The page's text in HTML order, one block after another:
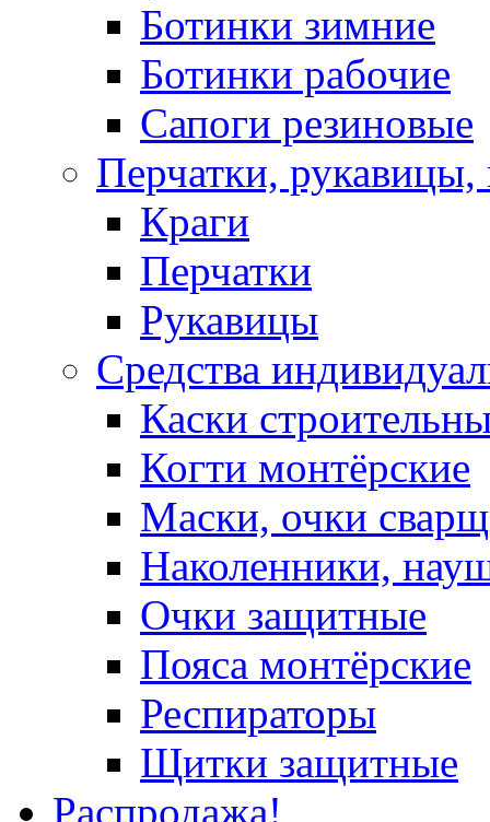
Ботинки зимние
Ботинки рабочие
Сапоги резиновые
Перчатки, рукавицы,
Краги
Перчатки
Рукавицы
Средства
Каски
Когти монтёрские
Маски, очки
Наколенники,
Очки защитные
Пояса монтёрские
Респираторы
Щитки защитные
Распродажа!